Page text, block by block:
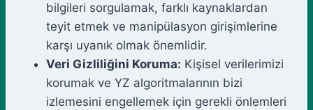
bilgileri sorgulamak, farklı kaynaklardan
teyit etmek ve manipülasyon girişimlerine
karşı uyanık olmak önemlidir.
Veri Gizliliğini Koruma: Kişisel verilerimizi
korumak ve YZ algoritmalarının bizi
izlemesini engellemek için gerekli önlemleri